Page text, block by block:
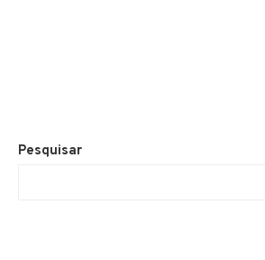
Pesquisar